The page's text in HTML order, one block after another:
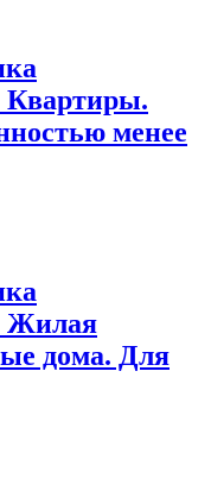
Квартиры.
менее
Жилая
дома. Для